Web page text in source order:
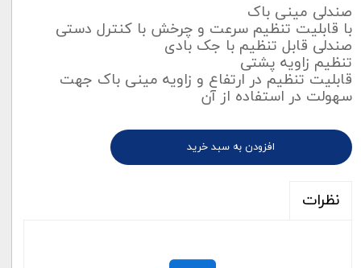
صندلی مینی باک
با قابلیت تنظیم سرعت و چرخش با کنترل دستی
صندلی قابل تنظیم با جک بادی
تنظیم زاویه پشتی
قابلیت تنظیم در ارتفاع و زاویه مینی باک جهت
سهولت در استفاده از آن
افزودن به سبد خرید
نظرات